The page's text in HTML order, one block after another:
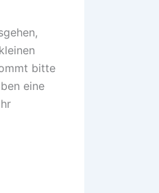
bitte
eine